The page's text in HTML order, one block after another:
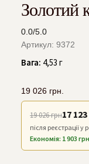
Золотий
0.0/5.0
Артикул: 9372
Вага: 4,53 г
19 026 грн.
19 026 грн17
після реєстрації
Економія: 1 903 грн